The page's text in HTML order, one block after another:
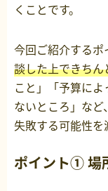
くことです。
今回ご紹介するポ
談した上できちん
こと」「予算に
ないところ」など
失敗する可能性を
ポイント① 場